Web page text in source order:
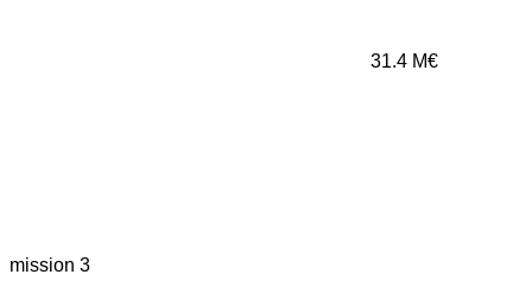
31.4 M€
mission 3